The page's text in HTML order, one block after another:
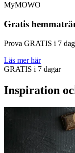
MyMOWO
Gratis
Prova GRATIS i 7
Läs mer här
GRATIS i 7 dagar
Inspiration